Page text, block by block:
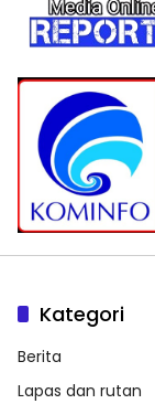
Kategori
Berita
Lapas dan rutan